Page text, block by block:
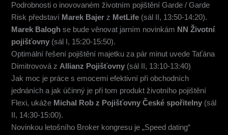
Podrobnosti o inovovaném životním pojištění Garde / Garde
Risk představí Marek Bajer z MetLife (sál II, 13:50-14:20).
Marek Balogh se bude věnovat jarním novinkám NN Životní
pojišťovny (sál I, 15:20-15:50).
Optimální řešení pojištění majetku za pár minut uvede Taťána
Dimitrovová z Allianz Pojišťovny (sál II, 13:10-13:40)
Jak moc je práce s emocemi efektivní při obchodních
jednáních a jak účinný je při tom produkt životního pojištění
Flexi, ukáže Michal Rob z Pojišťovny České spořitelny (sál
II, 14:30-15:00).
Novinkou letošního Broker kongresu je „Speed dating“